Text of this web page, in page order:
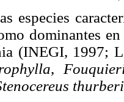
especies
dominantes
(INEGI, 1997;
,
thurberi